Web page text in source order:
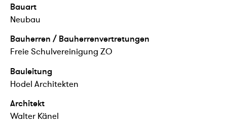
Bauart
Neubau
Bauherren / Bauherrenvertretungen
Freie Schulvereinigung ZO
Bauleitung
Hodel Architekten
Architekt
Walter Känel